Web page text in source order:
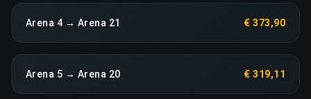
Arena 4 → Arena 21 € 373,90
Arena 5 → Arena 20 € 319,11